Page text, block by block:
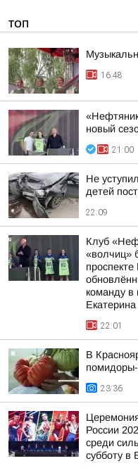
ТОП
16:48
новый
21:00
Не
детей
22:09
Клуб
«волчиц»
команду в
22:01
В
помидоры-
23:36
России
среди
субботу в